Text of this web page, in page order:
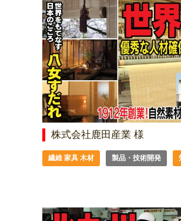
株式会社鹿田産業 様
繊維 家具 木材 製品・技術開発